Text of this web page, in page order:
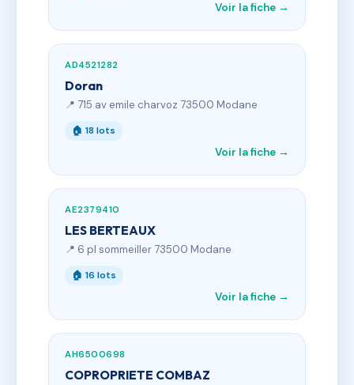
Voir la fiche →
AD4521282
Doran
📍 715 av emile charvoz 73500 Modane
🏠 18 lots
Voir la fiche →
AE2379410
LES BERTEAUX
📍 6 pl sommeiller 73500 Modane
🏠 16 lots
Voir la fiche →
AH6500698
COPROPRIETE COMBAZ